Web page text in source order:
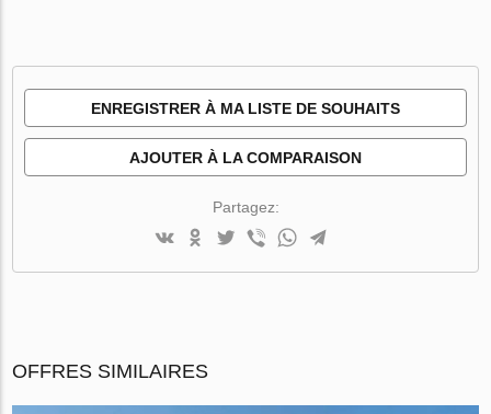
ENREGISTRER À MA LISTE DE SOUHAITS
AJOUTER À LA COMPARAISON
Partagez:
OFFRES SIMILAIRES